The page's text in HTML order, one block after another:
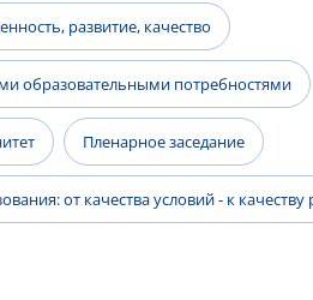
развитие, качество
образовательными потребностями
Пленарное заседание
от качества условий - к качеству